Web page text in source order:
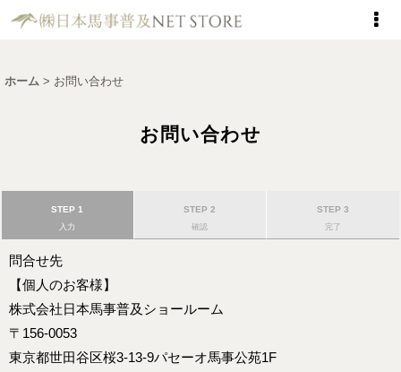
ホーム > お問い合わせ
お問い合わせ
STEP 1
入力
STEP 2
確認
STEP 3
完了
問合せ先
【個人のお客様】
株式会社日本馬事普及ショールーム
〒156-0053
東京都世田谷区桜3-13-9パセーオ馬事公苑1F